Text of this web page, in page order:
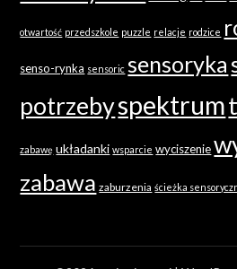
otwartość przedszkole puzzle relacje rodzice
senso-rynka sensoric sensoryka
potrzebyspektrum
zabawę układanki wsparcie wyciszenie
zabawa zaburzenia ścieżka